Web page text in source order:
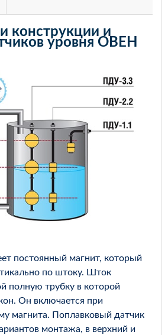
конструкции и
уровня ОВЕН
постоянный магнит, который
по штоку. Шток
полную трубку в которой
Он включается при
магнита. Поплавковый датчик
монтажа, в верхний и